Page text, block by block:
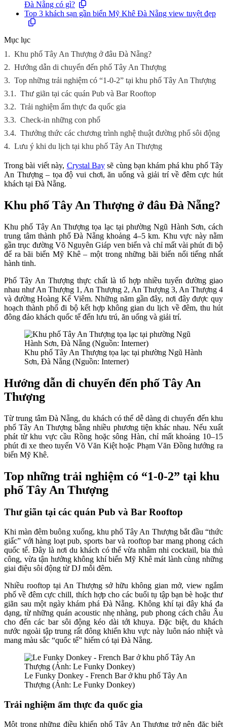
Đà Nẵng có gì?
Top 3 khách sạn gần biển Mỹ Khê Đà Nẵng view tuyệt đẹp
Mục lục
1. Khu phố Tây An Thượng ở đâu Đà Nẵng?
2. Hướng dẫn di chuyển đến phố Tây An Thượng
3. Top những trải nghiệm có “1-0-2” tại khu phố Tây An Thượng
3.1. Thư giãn tại các quán Pub và Bar Rooftop
3.2. Trải nghiệm ẩm thực đa quốc gia
3.3. Check-in những con phố
3.4. Thưởng thức các chương trình nghệ thuật đường phố sôi động
4. Lưu ý khi du lịch tại khu phố Tây An Thượng
Trong bài viết này, Crystal Baysẽ cùng bạn khám phá khu phố Tây
An Thượng – tọa độ vui chơi, ăn uống và giải trí về đêm cực hút
khách tại Đà Nẵng.
Khu phố Tây An Thượng ở đâu Đà Nẵng?
Khu phố Tây An Thượng tọa lạc tại phường Ngũ Hành Sơn, cách
trung tâm thành phố Đà Nẵng khoảng 4–5 km. Khu vực này nằm
gần trục đường Võ Nguyên Giáp ven biển và chỉ mất vài phút đi bộ
để ra bãi biển Mỹ Khê – một trong những bãi biển nổi tiếng nhất
hành tinh.
Phố Tây An Thượng thực chất là tổ hợp nhiều tuyến đường giao
nhau như An Thượng 1, An Thượng 2, An Thượng 3, An Thượng 4
và đường Hoàng Kế Viêm. Những năm gần đây, nơi đây được quy
hoạch thành phố đi bộ kết hợp không gian du lịch về đêm, thu hút
đông đảo khách quốc tế đến lưu trú, ăn uống và giải trí.
Khu phố Tây An Thượng tọa lạc tại phường Ngũ Hành
Sơn, Đà Nẵng (Nguồn: Interner)
Hướng dẫn di chuyển đến phố Tây An
Thượng
Từ trung tâm Đà Nẵng, du khách có thể dễ dàng di chuyển đến khu
phố Tây An Thượng bằng nhiều phương tiện khác nhau. Nếu xuất
phát từ khu vực cầu Rồng hoặc sông Hàn, chỉ mất khoảng 10–15
phút đi xe theo tuyến Võ Văn Kiệt hoặc Phạm Văn Đồng hướng ra
biển Mỹ Khê.
Top những trải nghiệm có “1-0-2” tại khu
phố Tây An Thượng
Thư giãn tại các quán Pub và Bar Rooftop
Khi màn đêm buông xuống, khu phố Tây An Thượng bắt đầu “thức
giấc” với hàng loạt pub, sports bar và rooftop bar mang phong cách
quốc tế. Đây là nơi du khách có thể vừa nhâm nhi cocktail, bia thủ
công, vừa tận hưởng không khí biển Mỹ Khê mát lành cùng những
giai điệu sôi động từ DJ mỗi đêm.
Nhiều rooftop tại An Thượng sở hữu không gian mở, view ngắm
phố về đêm cực chill, thích hợp cho các buổi tụ tập bạn bè hoặc thư
giãn sau một ngày khám phá Đà Nẵng. Không khí tại đây khá đa
dạng, từ những quán acoustic nhẹ nhàng, pub phong cách châu Âu
cho đến các bar sôi động kéo dài tới khuya. Đặc biệt, du khách
nước ngoài tập trung rất đông khiến khu vực này luôn náo nhiệt và
mang màu sắc “quốc tế” hiếm có tại Đà Nẵng.
Le Funky Donkey - French Bar ở khu phố Tây An
Thượng (Ảnh: Le Funky Donkey)
Trải nghiệm ẩm thực đa quốc gia
Một trong những điều khiến phố Tây An Thượng trở nên đặc biệt